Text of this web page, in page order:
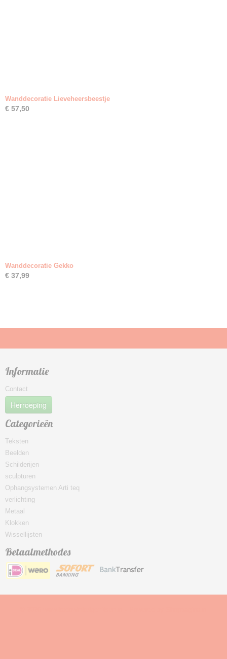
Wanddecoratie Lieveheersbeestje
€ 57,50
Wanddecoratie Gekko
€ 37,99
Informatie
Contact
Herroeping
Categorieën
Teksten
Beelden
Schilderijen
sculpturen
Ophangsystemen Arti teq
verlichting
Metaal
Klokken
Wissellijsten
Betaalmethodes